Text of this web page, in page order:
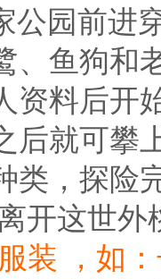
公园前
、鱼狗和
资料后开
后就可攀
类，探险
开这世
装 ，如